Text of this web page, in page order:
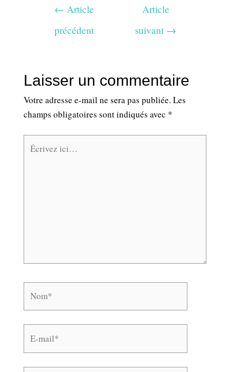
← Article
précédent
Article
suivant →
Laisser un commentaire
Votre adresse e-mail ne sera pas publiée. Les
champs obligatoires sont indiqués avec *
ici…
mail*